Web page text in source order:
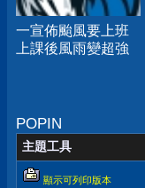
一宣佈颱風要上班
上課後風雨變超強
POPIN
主題工具
顯示可列印版本